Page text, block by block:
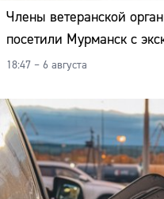
Члены ветеранской
посетили Мурманск с
18:47 – 6 августа